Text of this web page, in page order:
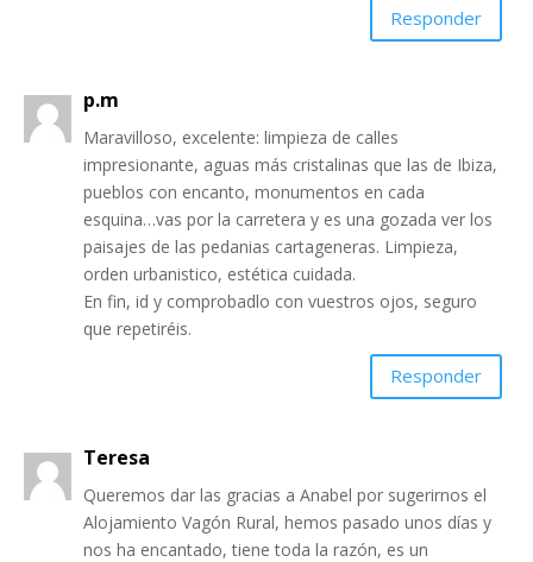
Responder
p.m
Maravilloso, excelente: limpieza de calles
impresionante, aguas más cristalinas que las de Ibiza,
pueblos con encanto, monumentos en cada
esquina…vas por la carretera y es una gozada ver los
paisajes de las pedanias cartageneras. Limpieza,
orden urbanistico, estética cuidada.
En fin, id y comprobadlo con vuestros ojos, seguro
que repetiréis.
Responder
Teresa
Queremos dar las gracias a Anabel por sugerirnos el
Alojamiento Vagón Rural, hemos pasado unos días y
nos ha encantado, tiene toda la razón, es un